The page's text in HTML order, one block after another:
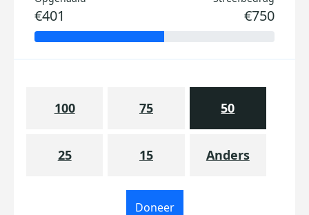
€401 €750
100 75 50
25 15 Anders
Doneer